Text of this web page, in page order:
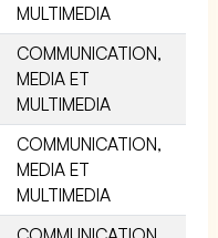
MULTIMEDIA
COMMUNICATION,
MEDIA ET
MULTIMEDIA
COMMUNICATION,
MEDIA ET
MULTIMEDIA